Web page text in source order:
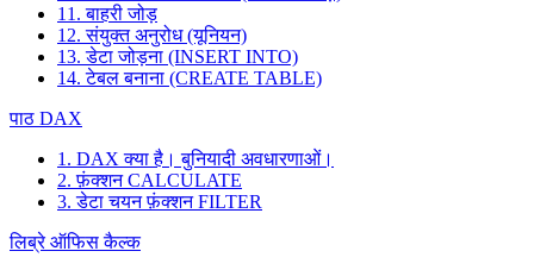
11. बाहरी जोड़
12. संयुक्त अनुरोध (यूनियन)
13. डेटा जोड़ना (INSERT INTO)
14. टेबल बनाना (CREATE TABLE)
पाठ DAX
1. DAX क्या है। बुनियादी अवधारणाओं।
2. फ़ंक्शन CALCULATE
3. डेटा चयन फ़ंक्शन FILTER
लिब्रे ऑफिस कैल्क